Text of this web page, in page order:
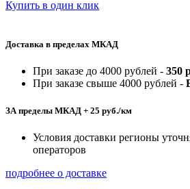
Купить в один клик
Доставка в пределах МКАД
При заказе до 4000 рублей - 350
При заказе свыше 4000 рублей -
ЗА пределы МКАД + 25 руб./км
Условия доставки регионы
операторов
подробнее о доставке